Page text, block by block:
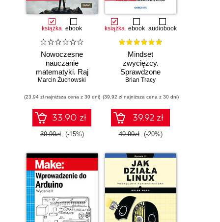
książka ebook
Nowoczesne
nauczanie
matematyki. Raj
Cantora bez
Marcin Żuchowski
(23,94 zł najniższa cena z 30 dni)
33.90 zł
39.90zł (-15%)
książka ebook audiobook
Mindset
zwycięzcy.
Sprawdzone
strategie na drodze
Brian Tracy
(39,92 zł najniższa cena z 30 dni)
39.92 zł
49.90zł (-20%)